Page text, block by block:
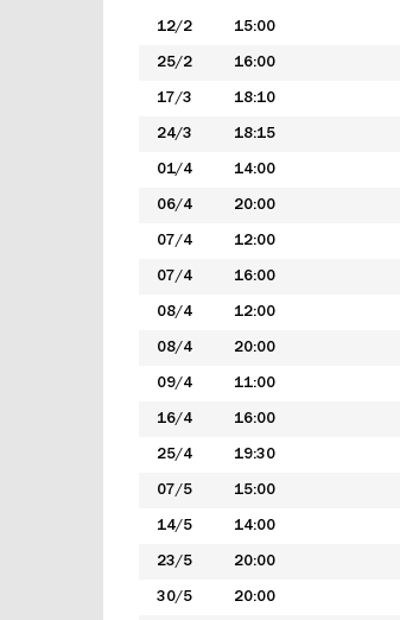
12/2 15:00
25/2 16:00
17/3 18:10
24/3 18:15
01/4 14:00
06/4 20:00
07/4 12:00
07/4 16:00
08/4 12:00
08/4 20:00
09/4 11:00
16/4 16:00
25/4 19:30
07/5 15:00
14/5 14:00
23/5 20:00
30/5 20:00